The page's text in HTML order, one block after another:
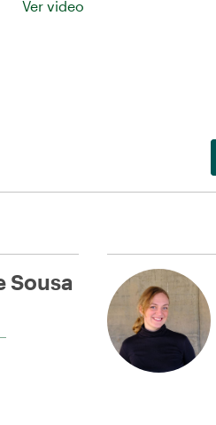
Ver video
Sousa